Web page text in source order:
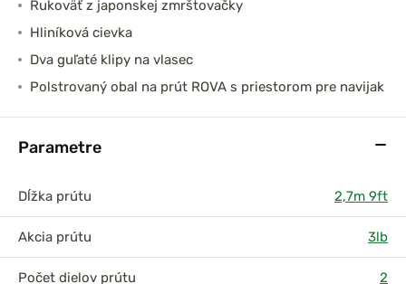
Rukoväť z japonskej zmrštovačky
Hliníková cievka
Dva guľaté klipy na vlasec
Polstrovaný obal na prút ROVA s priestorom pre navijak
Parametre
Dĺžka prútu 2,7m 9ft
Akcia prútu 3lb
Počet dielov prútu 2